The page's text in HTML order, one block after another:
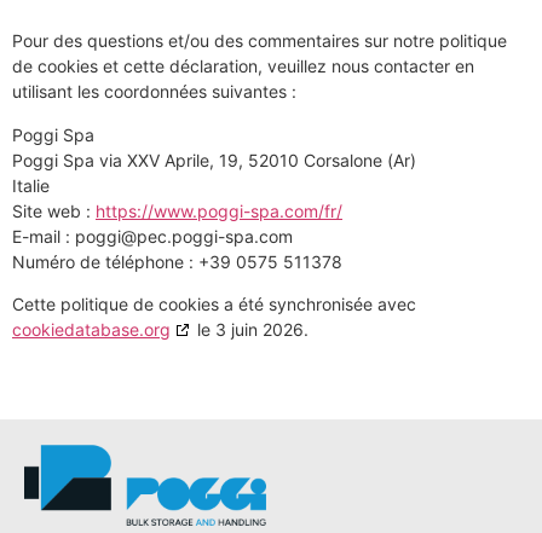
Pour des questions et/ou des commentaires sur notre politique
de cookies et cette déclaration, veuillez nous contacter en
utilisant les coordonnées suivantes :
Poggi Spa
Poggi Spa via XXV Aprile, 19, 52010 Corsalone (Ar)
Italie
Site web : https://www.poggi-spa.com/fr/
E-mail : poggi@pec.poggi-spa.com
Numéro de téléphone : +39 0575 511378
Cette politique de cookies a été synchronisée avec
cookiedatabase.org
le 3 juin 2026.